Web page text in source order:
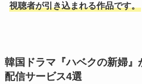
視聴者が引き込まれる作品です。
韓国ドラマ『ハベクの新婦』
配信サービス4選